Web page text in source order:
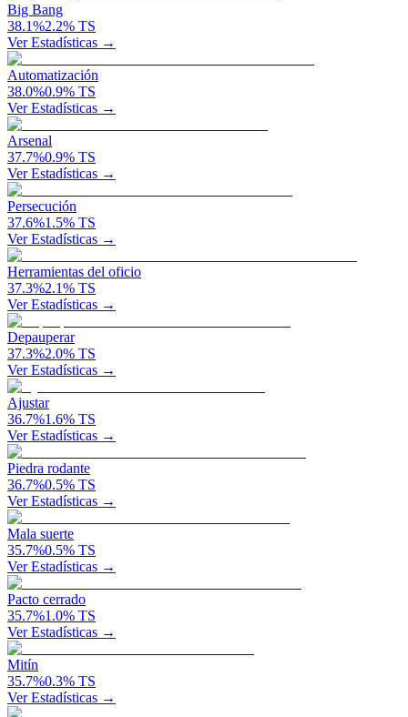
Big Bang
38.1%2.2% TS
Ver Estadísticas →
Automatización
38.0%0.9% TS
Ver Estadísticas →
Arsenal
37.7%0.9% TS
Ver Estadísticas →
Persecución
37.6%1.5% TS
Ver Estadísticas →
Herramientas del oficio
37.3%2.1% TS
Ver Estadísticas →
Depauperar
37.3%2.0% TS
Ver Estadísticas →
Ajustar
36.7%1.6% TS
Ver Estadísticas →
Piedra rodante
36.7%0.5% TS
Ver Estadísticas →
Mala suerte
35.7%0.5% TS
Ver Estadísticas →
Pacto cerrado
35.7%1.0% TS
Ver Estadísticas →
Mitín
35.7%0.3% TS
Ver Estadísticas →